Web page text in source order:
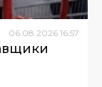
06 08 2026 16:57